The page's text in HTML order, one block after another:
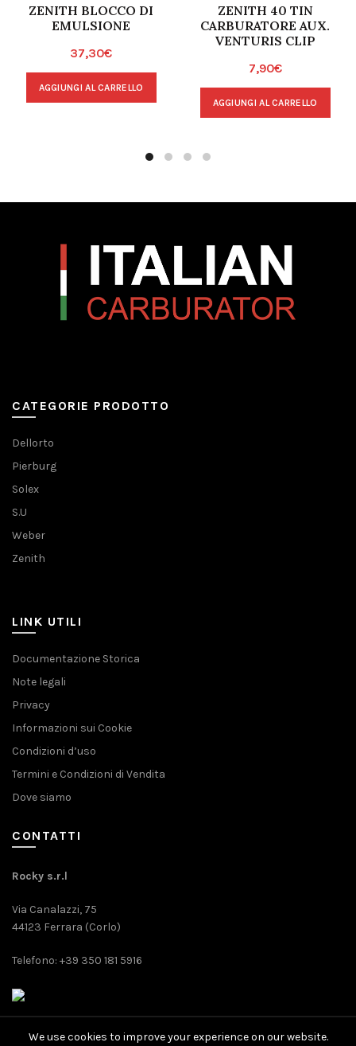
ZENITH BLOCCO DI
EMULSIONE
37,30€
AGGIUNGI AL CARRELLO
ZENITH 40 TIN
CARBURATORE AUX.
VENTURIS CLIP
7,90€
AGGIUNGI AL CARRELLO
CATEGORIE PRODOTTO
Dellorto
Pierburg
Solex
S.U
Weber
Zenith
LINK UTILI
Documentazione Storica
Note legali
Privacy
Informazioni sui Cookie
Condizioni d’uso
Termini e Condizioni di Vendita
Dove siamo
CONTATTI
Rocky s.r.l
Via Canalazzi, 75
44123 Ferrara (Corlo)
Telefono: +39 350 181 5916
We use cookies to improve your experience on our website.